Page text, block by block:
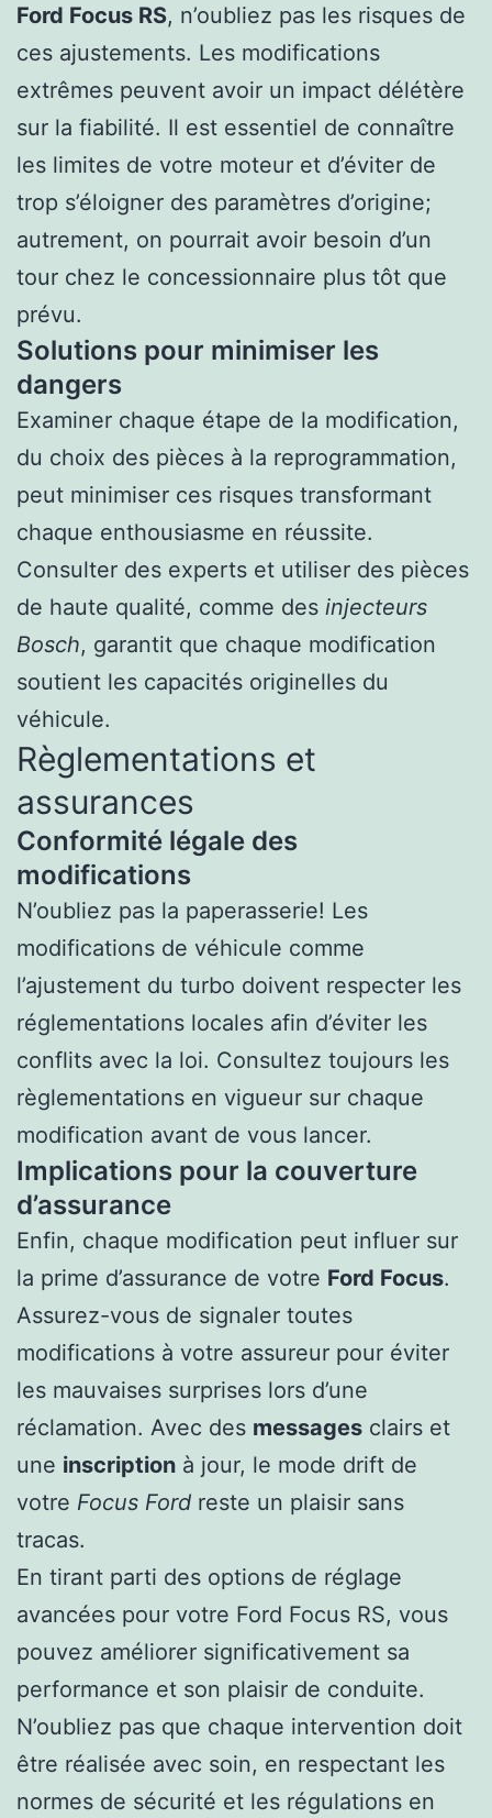
Ford Focus RS, n’oubliez pas les risques de
ces ajustements. Les modifications
extrêmes peuvent avoir un impact délétère
sur la fiabilité. Il est essentiel de connaître
les limites de votre moteur et d’éviter de
trop s’éloigner des paramètres d’origine;
autrement, on pourrait avoir besoin d’un
tour chez le concessionnaire plus tôt que
prévu.
Solutions pour minimiser les
dangers
Examiner chaque étape de la modification,
du choix des pièces à la reprogrammation,
peut minimiser ces risques transformant
chaque enthousiasme en réussite.
Consulter des experts et utiliser des pièces
de haute qualité, comme des injecteurs
Bosch, garantit que chaque modification
soutient les capacités originelles du
véhicule.
Règlementations et
assurances
Conformité légale des
modifications
N’oubliez pas la paperasserie! Les
modifications de véhicule comme
l’ajustement du turbo doivent respecter les
réglementations locales afin d’éviter les
conflits avec la loi. Consultez toujours les
règlementations en vigueur sur chaque
modification avant de vous lancer.
Implications pour la couverture
d’assurance
Enfin, chaque modification peut influer sur
la prime d’assurance de votre Ford Focus.
Assurez-vous de signaler toutes
modifications à votre assureur pour éviter
les mauvaises surprises lors d’une
réclamation. Avec des messages clairs et
une inscription à jour, le mode drift de
votre Focus Ford reste un plaisir sans
tracas.
En tirant parti des options de réglage
avancées pour votre Ford Focus RS, vous
pouvez améliorer significativement sa
performance et son plaisir de conduite.
N’oubliez pas que chaque intervention doit
être réalisée avec soin, en respectant les
normes de sécurité et les régulations en